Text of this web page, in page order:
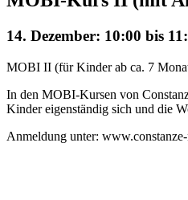
14. Dezember: 10:00 bis
MOBI II (für Kinder ab ca. 7
In den MOBI-Kursen von
Kinder eigenständig sich und die
Anmeldung unter: